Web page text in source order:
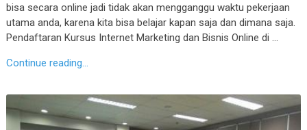
bisa secara online jadi tidak akan mengganggu waktu pekerjaan
utama anda, karena kita bisa belajar kapan saja dan dimana saja.
Pendaftaran Kursus Internet Marketing dan Bisnis Online di …
Continue reading...